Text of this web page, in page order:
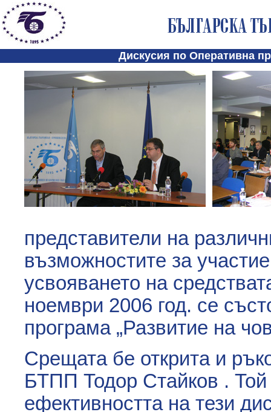
Дискусия по Оперативна
представители на
възможностите за
усвояването на
ноември 2006 год. се
програма „Развитие на
Срещата бе открита и
БТПП Тодор Стайков . Той
ефективността на тези